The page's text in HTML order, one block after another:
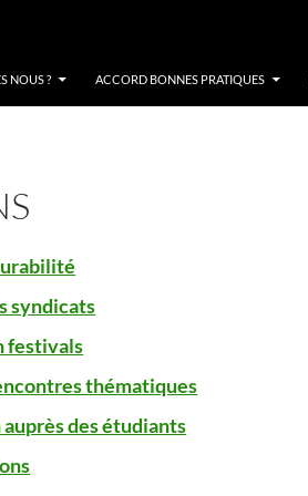
NOUS ? ACCORD BONNES PRATIQUES
syndicats
festivals
thématiques
des étudiants